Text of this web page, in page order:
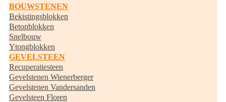
BOUWSTENEN
Bekistingsblokken
Betonblokken
Snelbouw
Ytongblokken
GEVELSTEEN
Recuperatiesteen
Gevelstenen Wienerberger
Gevelstenen Vandersanden
Gevelsteen Floren